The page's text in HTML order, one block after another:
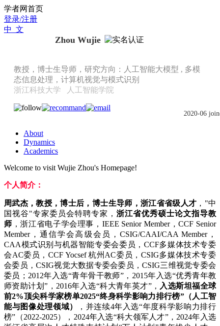
学者网首页
登录/注册
中 文
Zhou Wujie
教授，博士生导师，研究方向：人工智能大模型 , 多模
态信息处理，计算机视觉与模式识别
浙江科技大学
人工智能学院
2020-06
About
Dynamics
Academics
Welcome to visit Wujie Zhou's Homepage!
个人简介：
周武杰，教授，博士后，博士生导师，浙江省省级人才 ，"中
国视谷"专家委员会特聘专家， 浙江省优秀硕士论文指导教
师 ，浙江省电子学会理事，IEEE Senior Member，CCF Senior
Member，通信学会高级会员，CSIG/CAAI/CAA Member，
CAA模式识别与机器智能专委会委员，CCF多媒体技术专委
会AC委员，CCF Yocsef 杭州AC委员，CSIG多媒体技术专委
会委员，CSIG视觉大数据专委会委员，CSIG三维视觉专委会
委员；2012年入选“青年骨干教师”，2015年入选“优秀青年教
师资助计划”，2016年入选“科大青年英才”， 入选斯坦福全球
前2%顶尖科学家榜单2025“终身科学影响力排行榜”（人工智
能与图像处理领域）
，并连续4年入选“年度科学影响力排行
榜”（2022-2025），2024年入选“科大领军人才”，2024年入选